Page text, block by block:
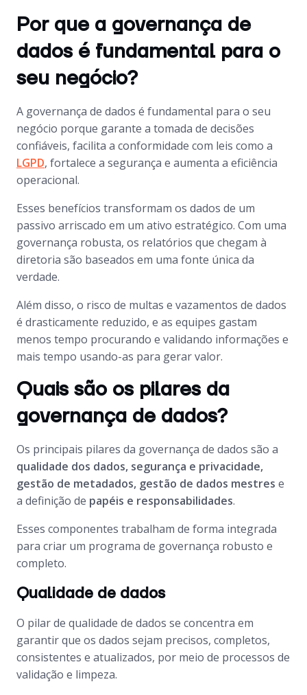
Por que a governança de
dados é fundamental para o
seu negócio?
A governança de dados é fundamental para o seu
negócio porque garante a tomada de decisões
confiáveis, facilita a conformidade com leis como a
LGPD, fortalece a segurança e aumenta a eficiência
operacional.
Esses benefícios transformam os dados de um
passivo arriscado em um ativo estratégico. Com uma
governança robusta, os relatórios que chegam à
diretoria são baseados em uma fonte única da
verdade.
Além disso, o risco de multas e vazamentos de dados
é drasticamente reduzido, e as equipes gastam
menos tempo procurando e validando informações e
mais tempo usando-as para gerar valor.
Quais são os pilares da
governança de dados?
Os principais pilares da governança de dados são a
qualidade dos dados, segurança e privacidade,
gestão de metadados, gestão de dados mestres e
a definição de papéis e responsabilidades.
Esses componentes trabalham de forma integrada
para criar um programa de governança robusto e
completo.
Qualidade de dados
O pilar de qualidade de dados se concentra em
garantir que os dados sejam precisos, completos,
consistentes e atualizados, por meio de processos de
validação e limpeza.